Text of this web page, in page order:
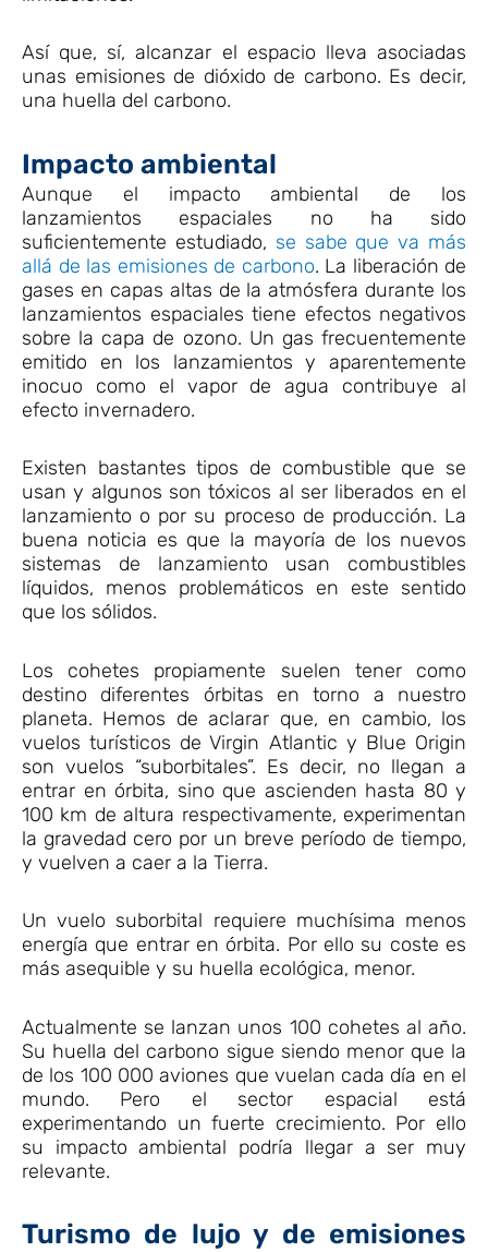
Así que, sí, alcanzar el espacio lleva asociadas
unas emisiones de dióxido de carbono. Es decir,
una huella del carbono.
Impacto ambiental
Aunque el impacto ambiental de los
lanzamientos espaciales no ha sido
suficientemente estudiado, se sabe que va más
allá de las emisiones de carbono. La liberación de
gases en capas altas de la atmósfera durante los
lanzamientos espaciales tiene efectos negativos
sobre la capa de ozono. Un gas frecuentemente
emitido en los lanzamientos y aparentemente
inocuo como el vapor de agua contribuye al
efecto invernadero.
Existen bastantes tipos de combustible que se
usan y algunos son tóxicos al ser liberados en el
lanzamiento o por su proceso de producción. La
buena noticia es que la mayoría de los nuevos
sistemas de lanzamiento usan combustibles
líquidos, menos problemáticos en este sentido
que los sólidos.
Los cohetes propiamente suelen tener como
destino diferentes órbitas en torno a nuestro
planeta. Hemos de aclarar que, en cambio, los
vuelos turísticos de Virgin Atlantic y Blue Origin
son vuelos “suborbitales”. Es decir, no llegan a
entrar en órbita, sino que ascienden hasta 80 y
100 km de altura respectivamente, experimentan
la gravedad cero por un breve período de tiempo,
y vuelven a caer a la Tierra.
Un vuelo suborbital requiere muchísima menos
energía que entrar en órbita. Por ello su coste es
más asequible y su huella ecológica, menor.
Actualmente se lanzan unos 100 cohetes al año.
Su huella del carbono sigue siendo menor que la
de los 100 000 aviones que vuelan cada día en el
mundo. Pero el sector espacial está
experimentando un fuerte crecimiento. Por ello
su impacto ambiental podría llegar a ser muy
relevante.
Turismo de lujo y de emisiones